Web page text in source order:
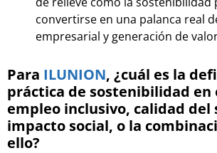
convertirse en una palanca real
empresarial y generación de
Para ILUNION, ¿cuál es la
práctica de sostenibilidad en
empleo inclusivo, calidad del
impacto social, o la
ello?